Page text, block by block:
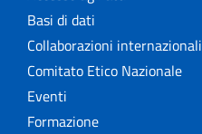
Basi di dati
Collaborazioni internazionali
Comitato Etico Nazionale
Eventi
Formazione